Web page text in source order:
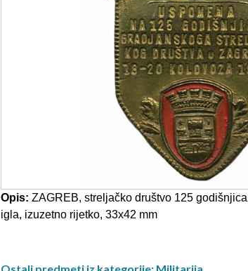
Opis: ZAGREB, streljačko društvo 125
igla, izuzetno rijetko, 33x42 mm